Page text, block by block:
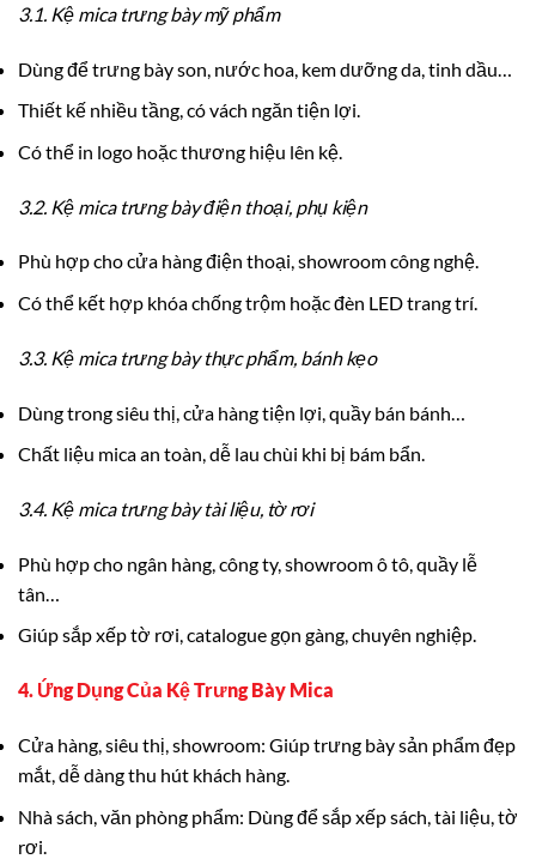
3.1. Kệ mica trưng bày mỹ phẩm
Dùng để trưng bày son, nước hoa, kem dưỡng da, tinh dầu…
Thiết kế nhiều tầng, có vách ngăn tiện lợi.
Có thể in logo hoặc thương hiệu lên kệ.
3.2. Kệ mica trưng bày điện thoại, phụ kiện
Phù hợp cho cửa hàng điện thoại, showroom công nghệ.
Có thể kết hợp khóa chống trộm hoặc đèn LED trang trí.
3.3. Kệ mica trưng bày thực phẩm, bánh kẹo
Dùng trong siêu thị, cửa hàng tiện lợi, quầy bán bánh…
Chất liệu mica an toàn, dễ lau chùi khi bị bám bẩn.
3.4. Kệ mica trưng bày tài liệu, tờ rơi
Phù hợp cho ngân hàng, công ty, showroom ô tô, quầy lễ
tân…
Giúp sắp xếp tờ rơi, catalogue gọn gàng, chuyên nghiệp.
4. Ứng Dụng Của Kệ Trưng Bày Mica
Cửa hàng, siêu thị, showroom: Giúp trưng bày sản phẩm đẹp
mắt, dễ dàng thu hút khách hàng.
Nhà sách, văn phòng phẩm: Dùng để sắp xếp sách, tài liệu, tờ
rơi.